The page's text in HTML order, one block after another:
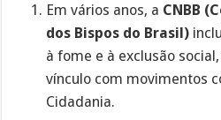
Em vários anos, a CNBB
dos Bispos do Brasil)
à fome e à exclusão
vínculo com movimentos
Cidadania.